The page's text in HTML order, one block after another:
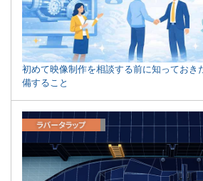
初めて映像制作を相談する前に知っておき
備すること